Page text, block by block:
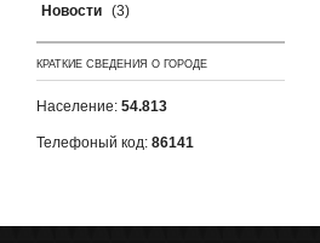
Новости (3)
КРАТКИЕ СВЕДЕНИЯ О ГОРОДЕ
Население: 54.813
Телефоный код: 86141